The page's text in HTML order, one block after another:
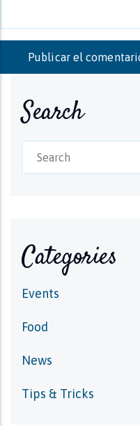
Search
Categories
Events
Food
News
Tips & Tricks